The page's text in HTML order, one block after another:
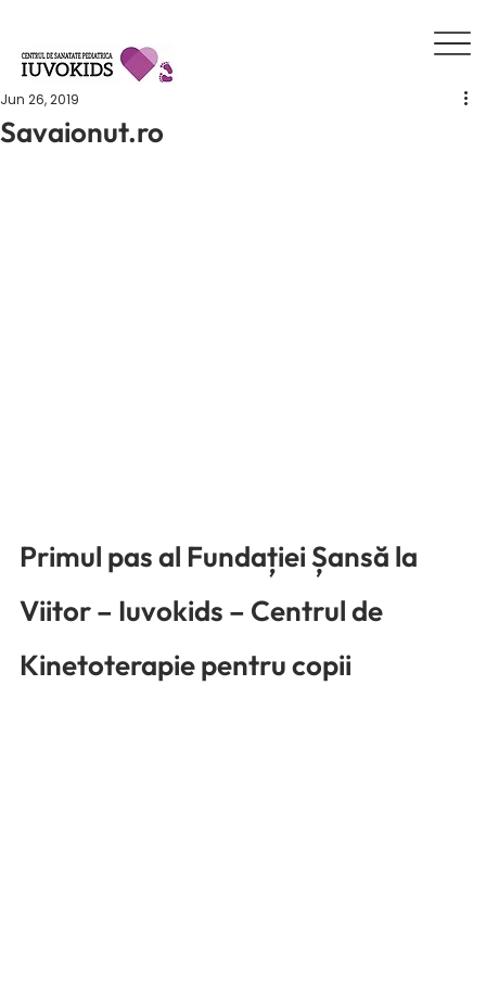
Savaionut.ro
Jun 26, 2019
Primul pas al Fundației Șansă la
Viitor – Iuvokids – Centrul de
Kinetoterapie pentru copii